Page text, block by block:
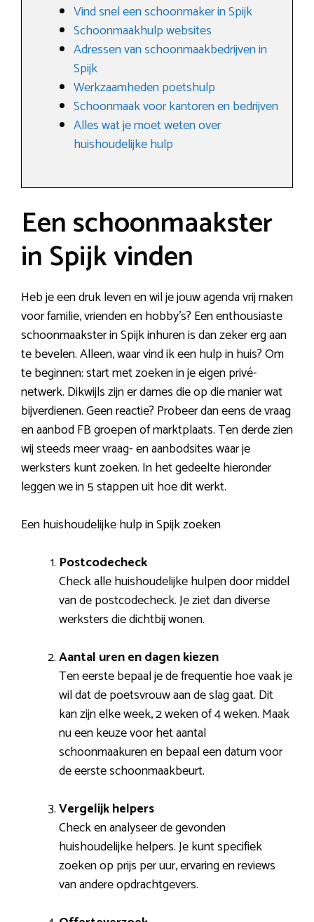
Vind snel een schoonmaker in Spijk
Schoonmaakhulp websites
Adressen van schoonmaakbedrijven in
Spijk
Werkzaamheden poetshulp
Schoonmaak voor kantoren en bedrijven
Alles wat je moet weten over
huishoudelijke hulp
Een schoonmaakster
in Spijk vinden
Heb je een druk leven en wil je jouw agenda vrij maken
voor familie, vrienden en hobby’s? Een enthousiaste
schoonmaakster in Spijk inhuren is dan zeker erg aan
te bevelen. Alleen, waar vind ik een hulp in huis? Om
te beginnen: start met zoeken in je eigen privé-
netwerk. Dikwijls zijn er dames die op die manier wat
bijverdienen. Geen reactie? Probeer dan eens de vraag
en aanbod FB groepen of marktplaats. Ten derde zien
wij steeds meer vraag- en aanbodsites waar je
werksters kunt zoeken. In het gedeelte hieronder
leggen we in 5 stappen uit hoe dit werkt.
Een huishoudelijke hulp in Spijk zoeken
Postcodecheck
Check alle huishoudelijke hulpen door middel
van de postcodecheck. Je ziet dan diverse
werksters die dichtbij wonen.
Aantal uren en dagen kiezen
Ten eerste bepaal je de frequentie hoe vaak je
wil dat de poetsvrouw aan de slag gaat. Dit
kan zijn elke week, 2 weken of 4 weken. Maak
nu een keuze voor het aantal
schoonmaakuren en bepaal een datum voor
de eerste schoonmaakbeurt.
Vergelijk helpers
Check en analyseer de gevonden
huishoudelijke helpers. Je kunt specifiek
zoeken op prijs per uur, ervaring en reviews
van andere opdrachtgevers.